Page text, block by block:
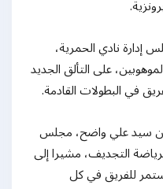
إدارة نادي الحمرية،
على التألق الجديد
في البطولات القادمة.
سيد علي واضح، مجلس
التجديف، مشيرا إلى
للفريق في كل